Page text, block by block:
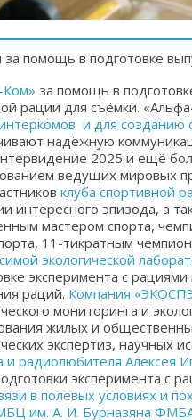
помощь в подготовке
Ком» за помощь в
рации для съёмки.
и для созданию
надёжную
2025 и ещё
ведущих мировых
клуба спортивной
интересного эпизода, а
мастером спорта,
11-тикратным
экологической
эксперимента с
раций. Компания
мониторинга и
жилых и
экспертиз, научных
и радиолюбителя Алексея
эксперимента с
в полевых условиях и
им. А. И. Бурназяна